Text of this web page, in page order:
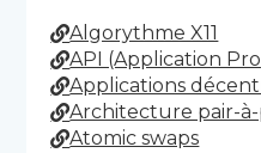
Algorythme X11
API (Application
Applications
Architecture pair-à-
Atomic swaps